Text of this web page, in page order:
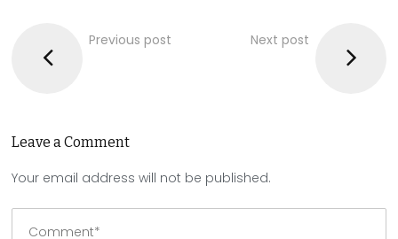
Previous post Next post
Leave a Comment
Your email address will not be published.